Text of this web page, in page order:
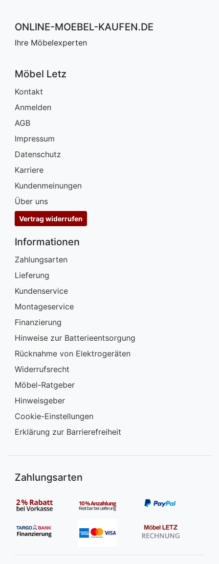
ONLINE-MOEBEL-KAUFEN.DE
Ihre Möbelexperten
Möbel Letz
Kontakt
Anmelden
AGB
Impressum
Datenschutz
Karriere
Kundenmeinungen
Über uns
Vertrag widerrufen
Informationen
Zahlungsarten
Lieferung
Kundenservice
Montageservice
Finanzierung
Hinweise zur Batterieentsorgung
Rücknahme von Elektrogeräten
Widerrufsrecht
Möbel-Ratgeber
Hinweisgeber
Cookie-Einstellungen
Erklärung zur Barrierefreiheit
Zahlungsarten